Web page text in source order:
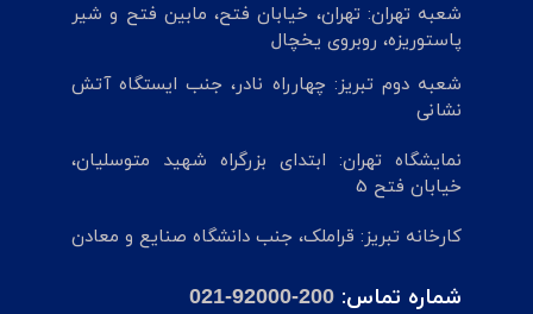
شعبه تهران: تهران، خیابان فتح، مابین فتح و شیر
پاستوریزه، روبروی یخچال
شعبه دوم تبریز: چهارراه نادر، جنب ایستگاه آتش
نشانی
نمایشگاه تهران: ابتدای بزرگراه شهید متوسلیان،
خیابان فتح 5
کارخانه تبریز: قراملک، جنب دانشگاه صنایع و معادن
شماره تماس: 021-92000-200